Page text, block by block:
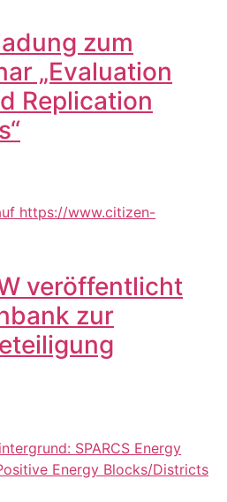
zum
„Evaluation
Replication
veröffentlicht
zur